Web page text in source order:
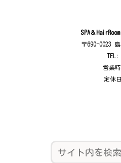
SPA＆
〒690-0023
TEL:
営業
定休